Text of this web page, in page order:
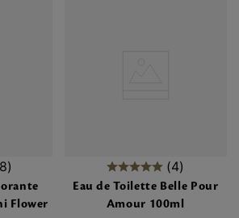
Flower
4
Eau de Toilette Belle Pour
Amour 100ml